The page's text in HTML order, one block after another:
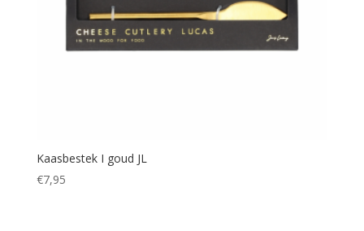
Kaasbestek I goud JL
€7,95